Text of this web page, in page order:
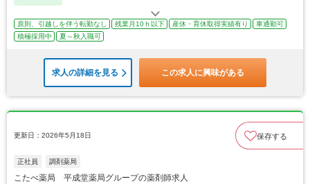
原則、引越しを伴う転勤なし 残業月10ｈ以下 産休・育休取得実績有り
車通勤可
積極採用中
夏～秋入職可
求人の詳細を見る この求人に興味がある
更新日：2026年5月18日 保存する
正社員 調剤薬局
こたべ薬局 平成堂薬局グループの薬剤師求人